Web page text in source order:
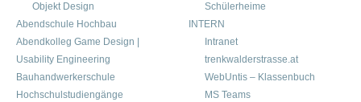
Objekt Design
Abendschule Hochbau
Abendkolleg Game Design |
Usability Engineering
Bauhandwerkerschule
Hochschulstudiengänge
Schülerheime
INTERN
Intranet
trenkwalderstrasse.at
WebUntis – Klassenbuch
MS Teams